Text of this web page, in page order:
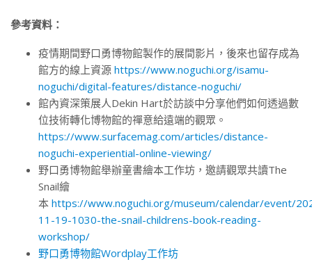
參考資料：
疫情期間野口勇博物館製作的展間影片，後來也留存成為
館方的線上資源 https://www.noguchi.org/isamu-
noguchi/digital-features/distance-noguchi/
館內資深策展人Dekin Hart於訪談中分享他們如何透過數
位技術轉化博物館的禪意給遠端的觀眾。
https://www.surfacemag.com/articles/distance-
noguchi-experiential-online-viewing/
野口勇博物館舉辦童書繪本工作坊，邀請觀眾共讀The
Snail繪
本 https://www.noguchi.org/museum/calendar/event/
11-19-1030-the-snail-childrens-book-reading-
workshop/
野口勇博物館Wordplay工作坊